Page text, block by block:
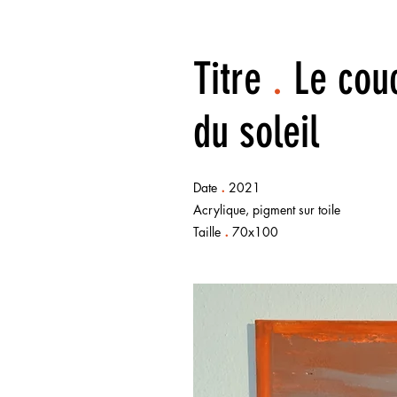
Titre . Le
du soleil
Date . 2021
Acrylique, pigment sur toile
Taille . 70x100